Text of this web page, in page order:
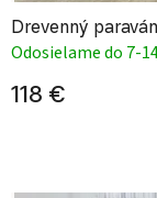
Drevenný
Odosielame do 7-
118 €